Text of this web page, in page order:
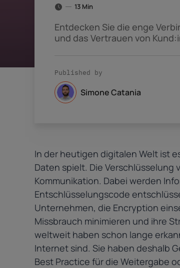
13 Min
Entdecken Sie die enge
und das Vertrauen von
Published by
Simone Catania
In der heutigen digitalen Welt ist
Daten spielt. Die
Kommunikation. Dabei werden
Entschlüsselungscode
Unternehmen, die Encryption
Missbrauch minimieren und ihre
weltweit haben schon lange
Internet sind. Sie haben deshalb
Best Practice für die Weitergabe